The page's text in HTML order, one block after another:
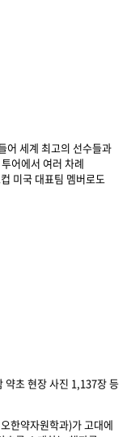
어 세계 최고의 선수들과
어에서 여러 차례
미국 대표팀 멤버로도
약초 현장 사진 1,137장 등
한약자원학과)가 고대에